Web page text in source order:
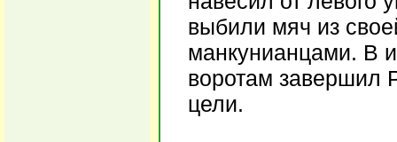
выбили мяч из
манкунианцами. В
воротам завершил
цели.